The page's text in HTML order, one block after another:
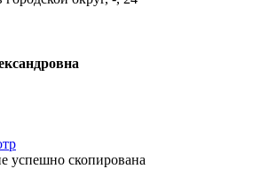
успешно скопирована